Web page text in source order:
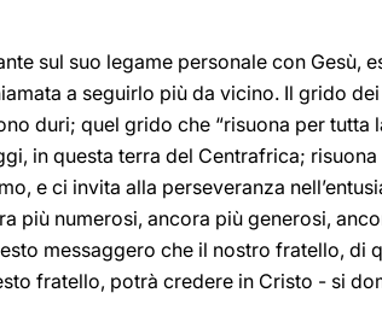
sul suo legame personale con Gesù,
a seguirlo più da vicino. Il grido
duri; quel grido che “risuona per tutta
in questa terra del Centrafrica;
e ci invita alla perseveranza
più numerosi, ancora più generosi,
messaggero che il nostro fratello, di
fratello, potrà credere in Cristo - si